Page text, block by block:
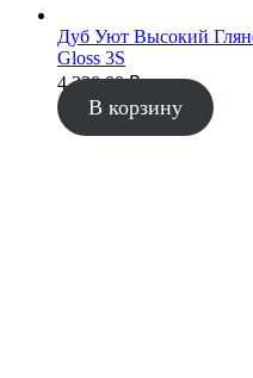
Дуб Уют Высокий
Gloss 3S
4 330.00₽
В корзину